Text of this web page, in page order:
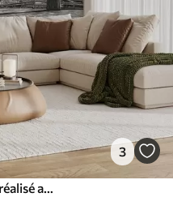
3
Panorama du pont de Brooklyn réalisé avec une technique de croquis rétro avec des lignes et des rayures